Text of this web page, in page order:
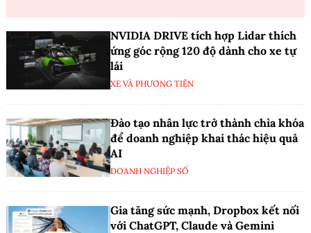
NVIDIA DRIVE tích hợp Lidar thích
ứng góc rộng 120 độ dành cho xe tự
lái
XE VÀ PHƯƠNG TIỆN
Đào tạo nhân lực trở thành chìa khóa
để doanh nghiệp khai thác hiệu quả
AI
DOANH NGHIỆP SỐ
Gia tăng sức mạnh, Dropbox kết nối
với ChatGPT, Claude và Gemini